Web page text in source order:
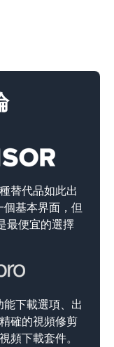
替代品如此出
基本界面，但
最便宜的選擇
下載選項、出
確的視頻修剪
頻下載套件。